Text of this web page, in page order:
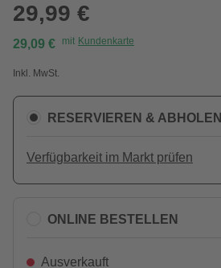
29,99 €
29,09 € mit Kundenkarte
Inkl. MwSt.
RESERVIEREN & ABHOLEN
Verfügbarkeit im Markt prüfen
ONLINE BESTELLEN
Ausverkauft